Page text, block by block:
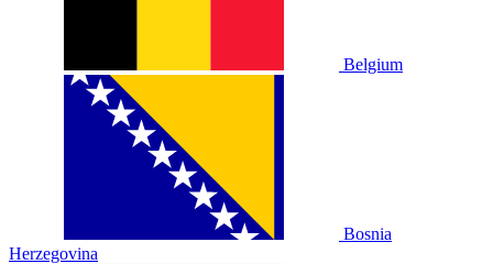
Belgium
Bosnia
Herzegovina